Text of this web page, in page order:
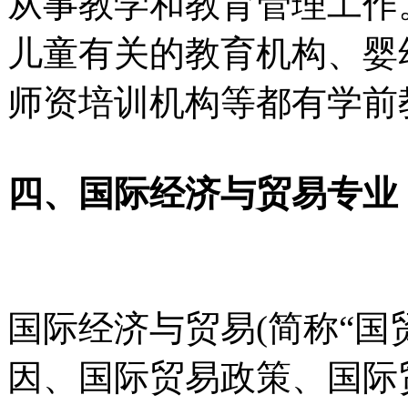
儿童有关的教育机构、
师资培训机构等都有学
四、国际经济与贸易专业
国际经济与贸易(简称“
因、国际贸易政策、国